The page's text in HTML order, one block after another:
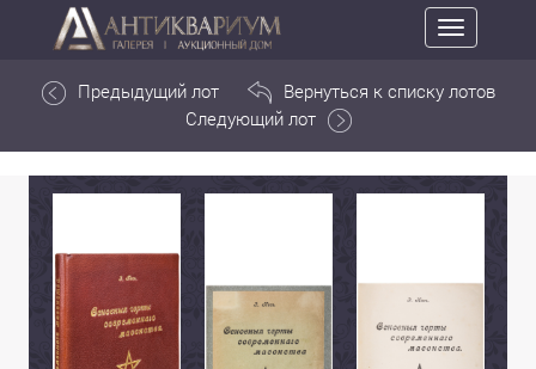
Toggle
navigation
Предыдущий лот
Вернуться к списку лотов
Следующий лот